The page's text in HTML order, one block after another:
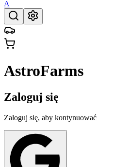
A
AstroFarms
Zaloguj się
Zaloguj się, aby kontynuować